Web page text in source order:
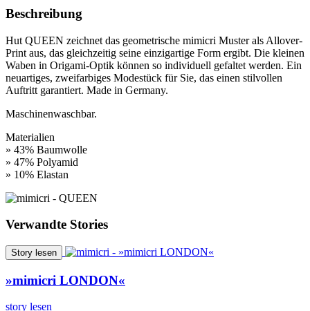
Beschreibung
Hut QUEEN zeichnet das geometrische mimicri Muster als Allover-
Print aus, das gleichzeitig seine einzigartige Form ergibt. Die kleinen
Waben in Origami-Optik können so individuell gefaltet werden. Ein
neuartiges, zweifarbiges Modestück für Sie, das einen stilvollen
Auftritt garantiert. Made in Germany.
Maschinenwaschbar.
Materialien
» 43% Baumwolle
» 47% Polyamid
» 10% Elastan
Verwandte Stories
Story lesen
»mimicri LONDON«
story lesen